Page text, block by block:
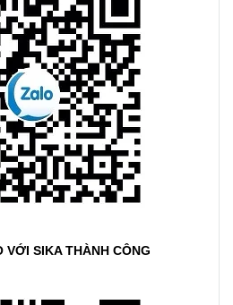
VỚI SIKA THÀNH CÔNG